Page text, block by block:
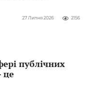
2156
27 Липня 2026
публічних
це